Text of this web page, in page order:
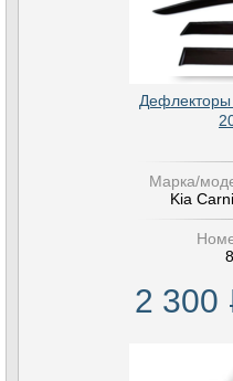
Дефлекторы
Марка/
Kia
2 300